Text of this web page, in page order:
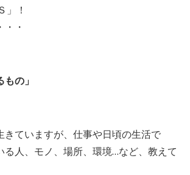
」！
・
の」
きていますが、仕事や日頃の生活で
る人、モノ、場所、環境…など、教えて